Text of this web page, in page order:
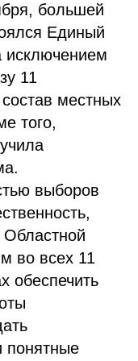
большей
Единый
исключением
11
местных
того,
выборов
Областной
во всех 11
обеспечить
понятные